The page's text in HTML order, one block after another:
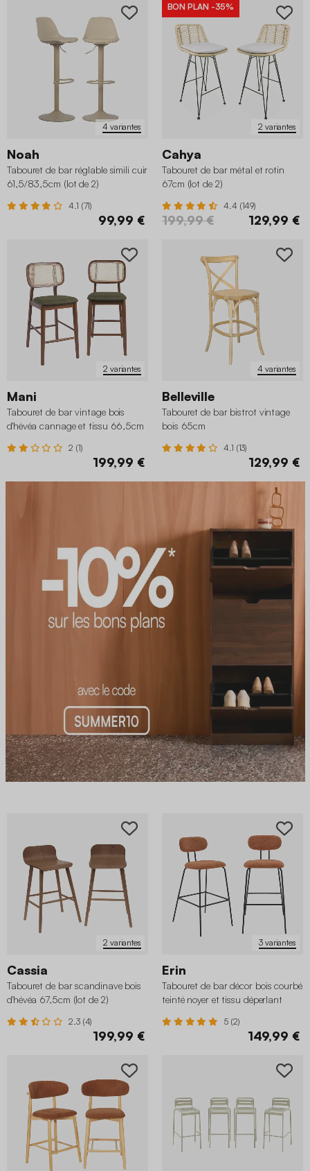
4 variantes
Noah
Tabouret de bar réglable simili cuir
61,5/83,5cm (lot de 2)
4.1 (71)
99,99 €
2 variantes
BON PLAN -35%
Cahya
Tabouret de bar métal et rotin
67cm (lot de 2)
4.4 (149)
199,99 € 129,99 €
2 variantes
Mani
Tabouret de bar vintage bois
d'hévéa cannage et tissu 66,5cm
2 (1)
199,99 €
4 variantes
Belleville
Tabouret de bar bistrot vintage
bois 65cm
4.1 (13)
129,99 €
2 variantes
Cassia
Tabouret de bar scandinave bois
d'hévéa 67,5cm (lot de 2)
2.3 (4)
199,99 €
3 variantes
Erin
Tabouret de bar décor bois courbé
teinté noyer et tissu déperlant
5 (2)
149,99 €